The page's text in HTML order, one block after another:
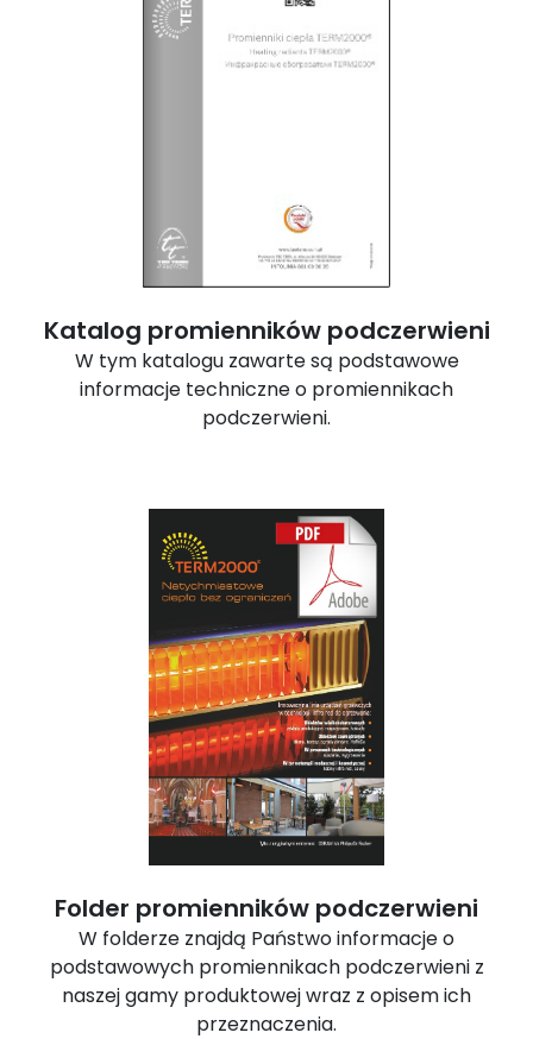
Katalog promienników podczerwieni
W tym katalogu zawarte są podstawowe
informacje techniczne o promiennikach
podczerwieni.
Folder promienników podczerwieni
W folderze znajdą Państwo informacje o
podstawowych promiennikach podczerwieni z
naszej gamy produktowej wraz z opisem ich
przeznaczenia.